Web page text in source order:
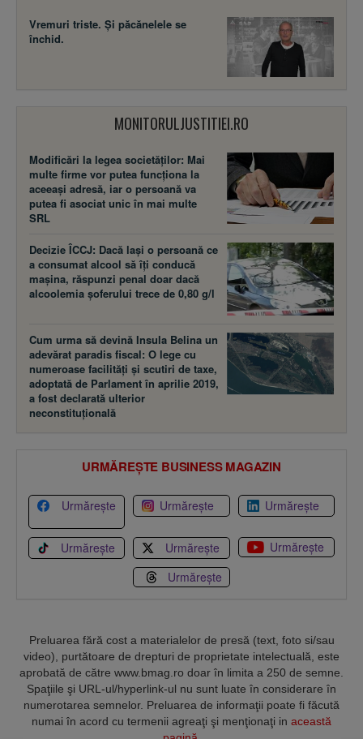
Vremuri triste. Şi păcănelele se
închid.
MONITORULJUSTITIEI.RO
Modificări la legea societăţilor: Mai
multe firme vor putea funcţiona la
aceeaşi adresă, iar o persoană va
putea fi asociat unic în mai multe
SRL
Decizie ÎCCJ: Dacă laşi o persoană ce
a consumat alcool să îţi conducă
maşina, răspunzi penal doar dacă
alcoolemia şoferului trece de 0,80 g/l
Cum urma să devină Insula Belina un
adevărat paradis fiscal: O lege cu
numeroase facilităţi şi scutiri de taxe,
adoptată de Parlament în aprilie 2019,
a fost declarată ulterior
neconstituţională
URMĂREȘTE BUSINESS MAGAZIN
Urmărește Urmărește Urmărește
Urmărește Urmărește
Urmărește
Urmărește
Preluarea fără cost a materialelor de presă (text, foto si/sau
video), purtătoare de drepturi de proprietate intelectuală, este
aprobată de către www.bmag.ro doar în limita a 250 de semne.
Spaţiile şi URL-ul/hyperlink-ul nu sunt luate în considerare în
numerotarea semnelor. Preluarea de informaţii poate fi făcută
numai în acord cu termenii agreaţi şi menţionaţi in această